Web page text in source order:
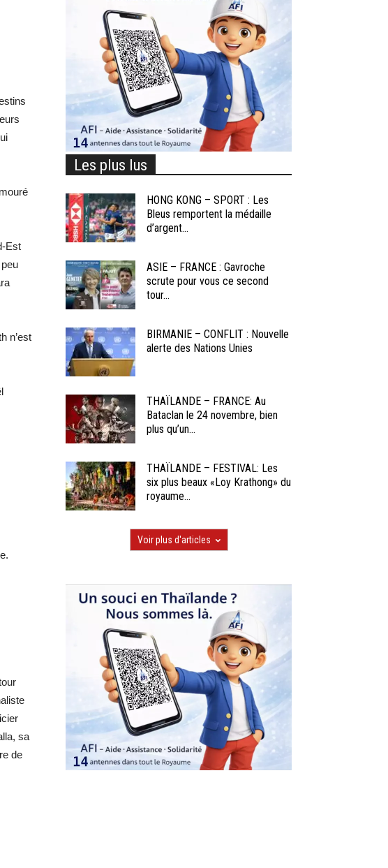
Est
n’est
sa
de
Les plus lus
HONG KONG – SPORT : Les
Bleus remportent la médaille
d’argent...
ASIE – FRANCE : Gavroche
scrute pour vous ce second
tour...
BIRMANIE – CONFLIT : Nouvelle
alerte des Nations Unies
THAÏLANDE – FRANCE: Au
Bataclan le 24 novembre, bien
plus qu’un...
THAÏLANDE – FESTIVAL: Les
six plus beaux «Loy Krathong» du
royaume...
Voir plus d'articles